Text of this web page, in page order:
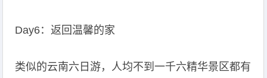
Day6：返回温馨的家
️类似的云南六日游，人均不到一千六精华景区都有